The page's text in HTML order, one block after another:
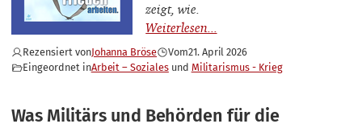
zeigt, wie.
Rezensiert vonJohanna Bröse Vom21. April 2026
Eingeordnet inArbeit – Soziales Militarismus - Krieg
Was Militärs und Behörden für die